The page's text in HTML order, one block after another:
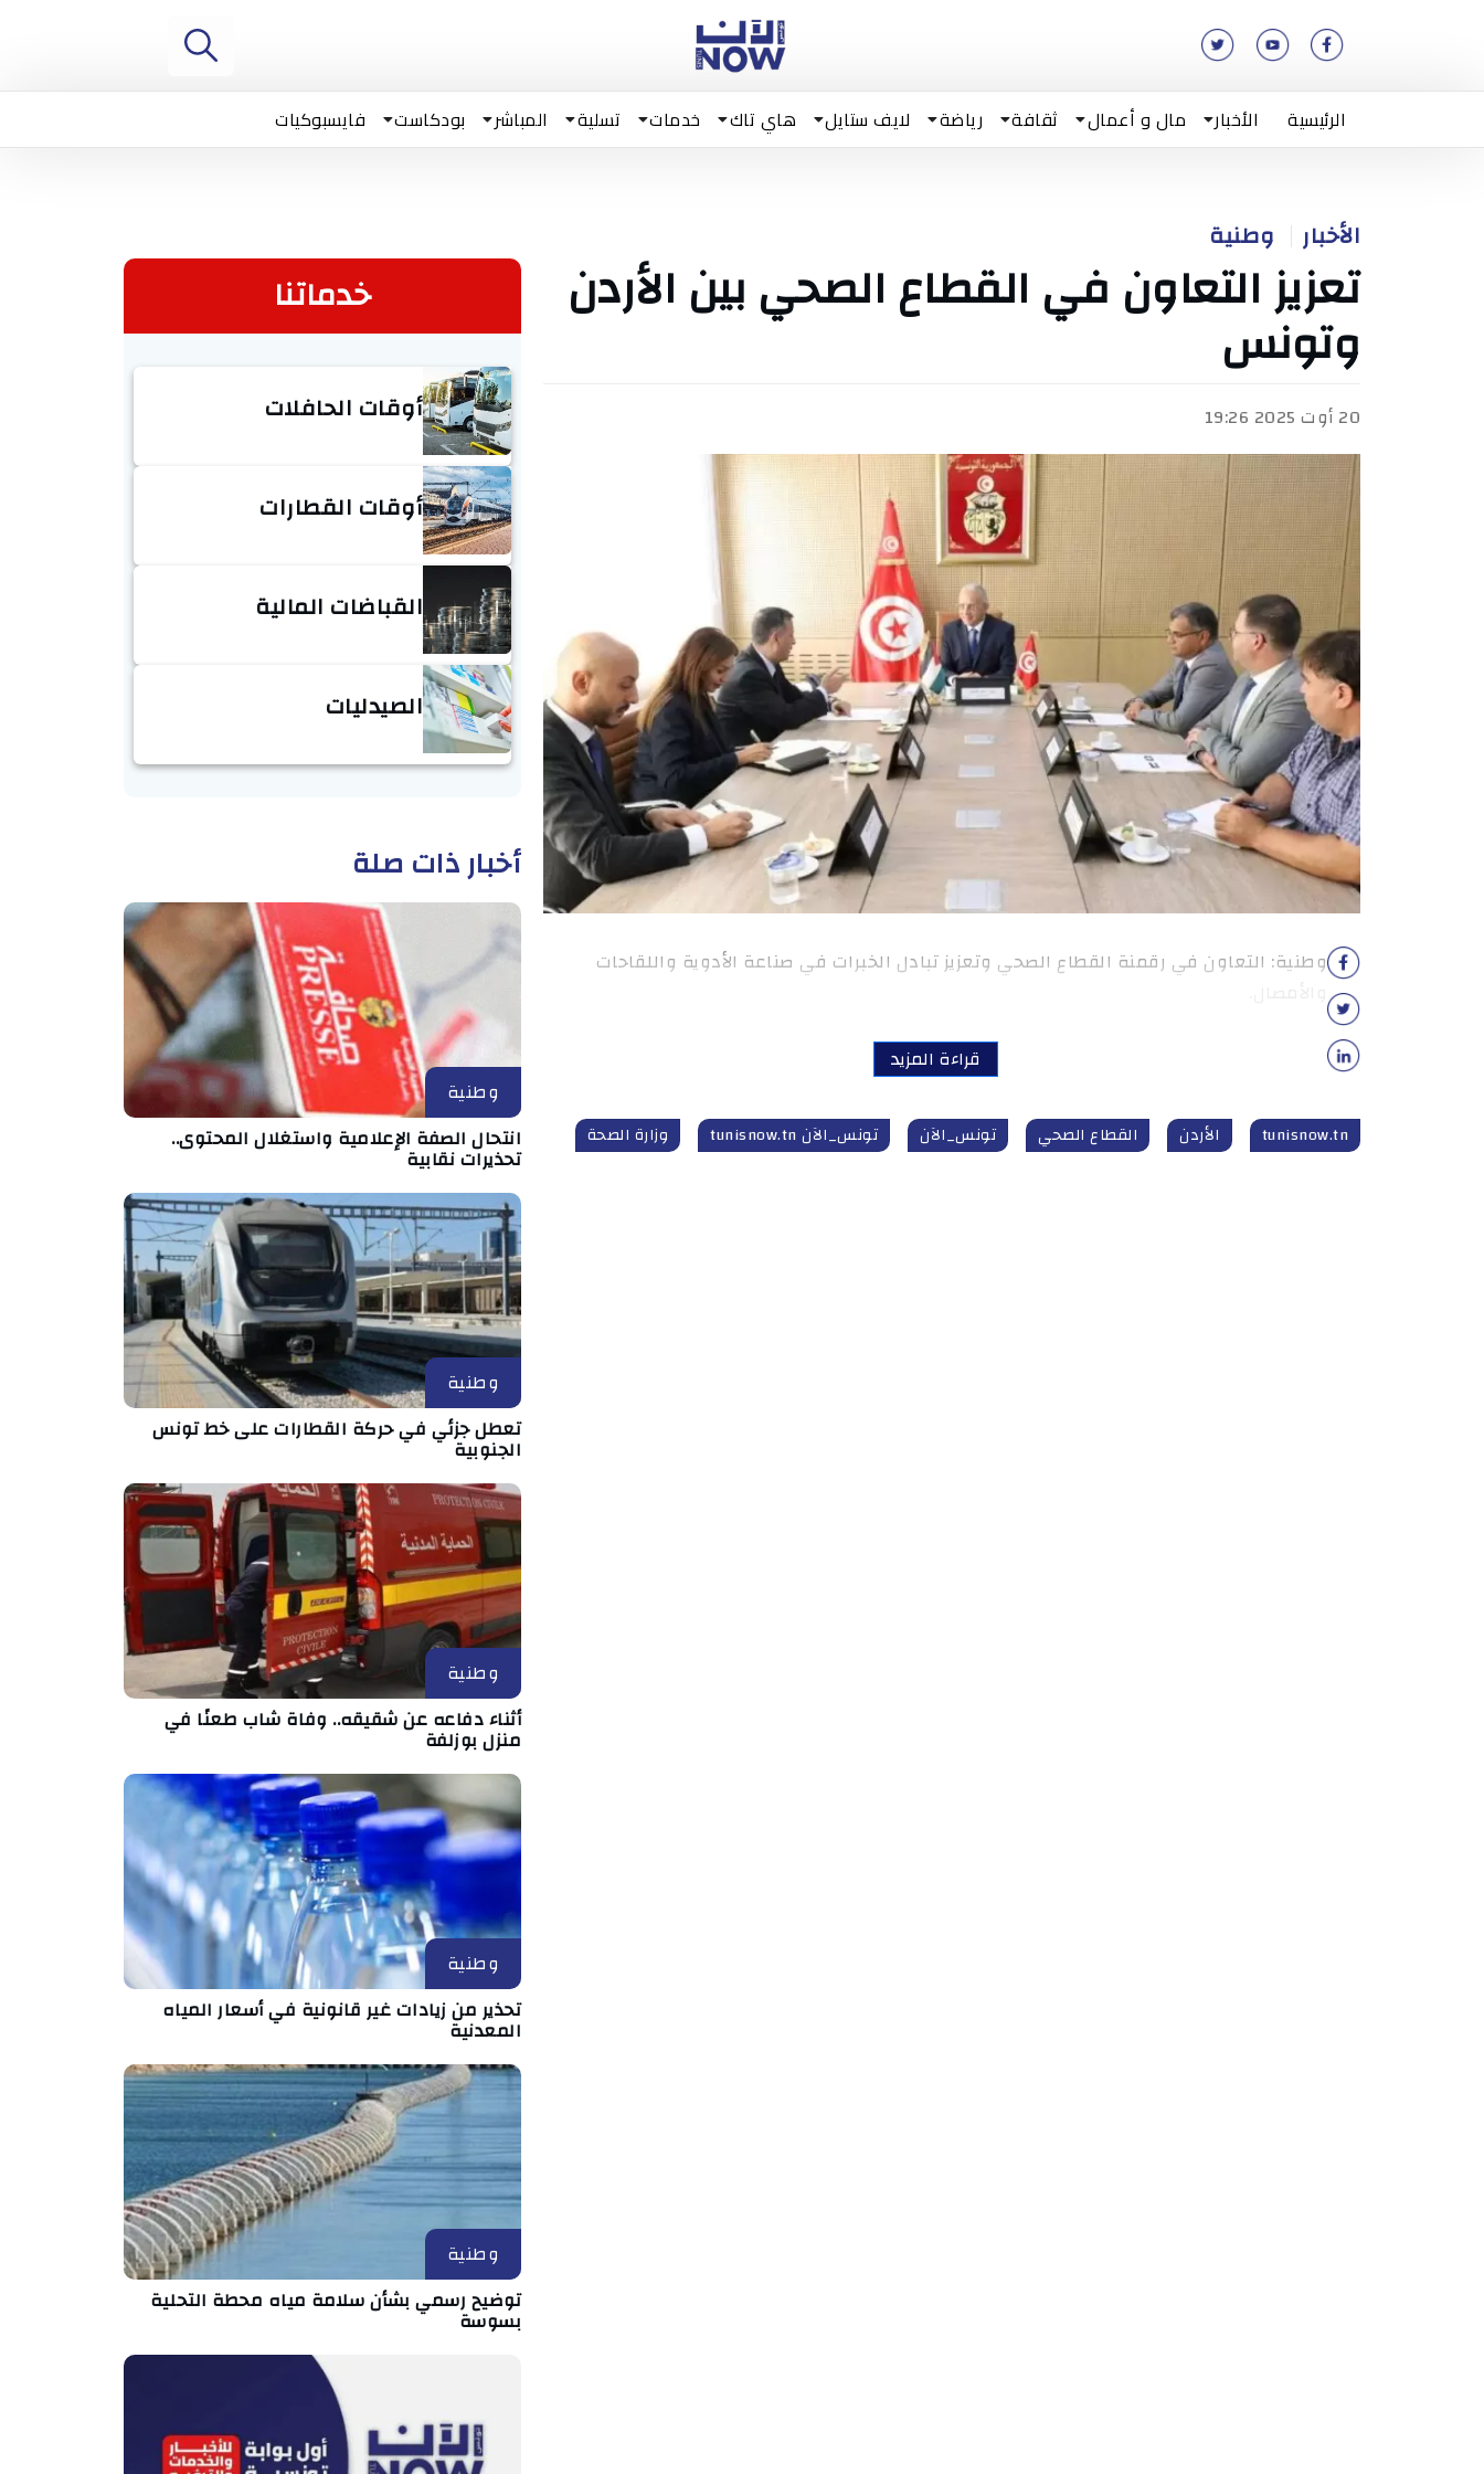
الرئيسية الأخبار مال و أعمال ثقافة رياضة لايف ستايل هاي تاك خدمات تسلية المباشر بودكاست فايسبوكيات
الأخبار وطنية
تعزيز التعاون في القطاع الصحي بين الأردن
وتونس
20 أوت 2025 19:26
وطنية: التعاون في رقمنة القطاع الصحي وتعزيز تبادل الخبرات في صناعة الأدوية واللقاحات
قراءة المزيد
tunisnow.tn الأردن القطاع الصحي تونس_الآن تونس_الآن tunisnow.tn وزارة الصحة
خدماتنا
أوقات الحافلات
أوقات القطارات
القباضات المالية
الصيدليات
أخبار ذات صلة
وطنية
انتحال الصفة الإعلامية واستغلال المحتوى..
تحذيرات نقابية
وطنية
تعطل جزئي في حركة القطارات على خط تونس
الجنوبية
وطنية
أثناء دفاعه عن شقيقه.. وفاة شاب طعنًا في
منزل بوزلفة
وطنية
تحذير من زيادات غير قانونية في أسعار المياه
المعدنية
وطنية
توضيح رسمي بشأن سلامة مياه محطة التحلية
بسوسة